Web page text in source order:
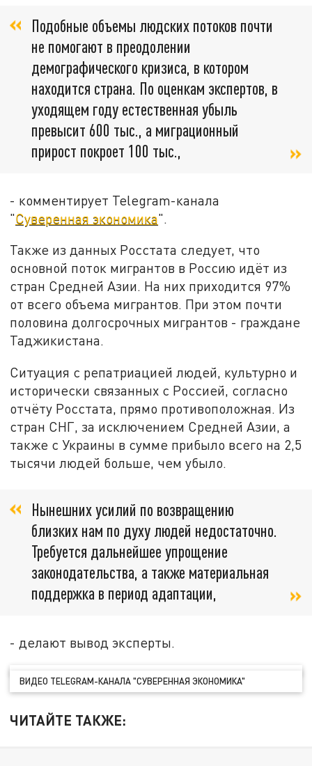
Подобные объемы людских потоков почти
не помогают в преодолении
демографического кризиса, в котором
находится страна. По оценкам экспертов, в
уходящем году естественная убыль
превысит 600 тыс., а миграционный
прирост покроет 100 тыс.,
- комментирует Telegram-канала
"Суверенная экономика".
Также из данных Росстата следует, что
основной поток мигрантов в Россию идёт из
стран Средней Азии. На них приходится 97%
от всего объема мигрантов. При этом почти
половина долгосрочных мигрантов - граждане
Таджикистана.
Ситуация с репатриацией людей, культурно и
исторически связанных с Россией, согласно
отчёту Росстата, прямо противоположная. Из
стран СНГ, за исключением Средней Азии, а
также с Украины в сумме прибыло всего на 2,5
тысячи людей больше, чем убыло.
Нынешних усилий по возвращению
близких нам по духу людей недостаточно.
Требуется дальнейшее упрощение
законодательства, а также материальная
поддержка в период адаптации,
- делают вывод эксперты.
ВИДЕО TELEGRAM-КАНАЛА "СУВЕРЕННАЯ ЭКОНОМИКА"
ЧИТАЙТЕ ТАКЖЕ: